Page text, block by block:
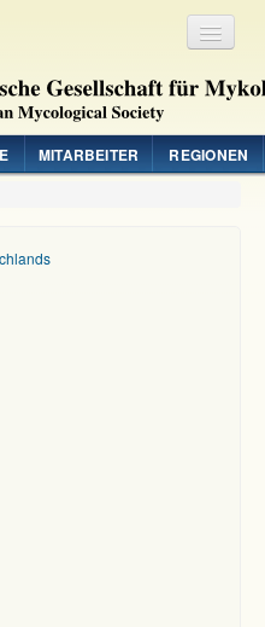
MITARBEITER REGIONEN